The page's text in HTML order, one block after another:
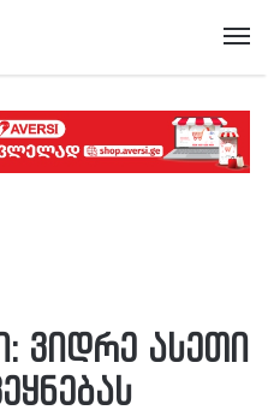
ვიდრე ასეთი